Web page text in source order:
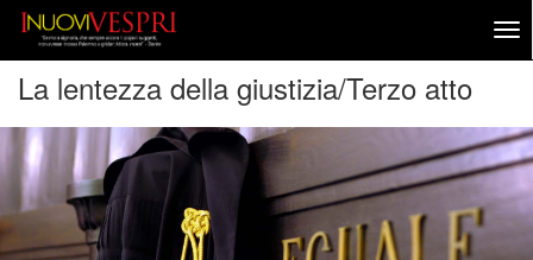
La lentezza della giustizia/Terzo atto